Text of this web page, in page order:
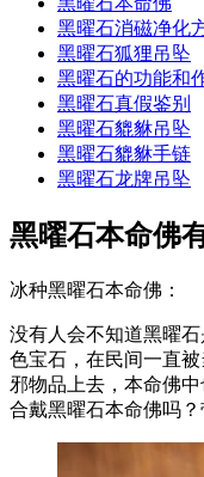
黑曜石消磁净化
黑曜石狐狸吊坠
黑曜石的功能和
黑曜石真假鉴别
黑曜石貔貅吊坠
黑曜石貔貅手链
黑曜石龙牌吊坠
黑曜石本命佛
冰种黑曜石本命佛：
没有人会不知道黑曜
色宝石，在民间一直
邪物品上去，本命佛
合戴黑曜石本命佛吗？